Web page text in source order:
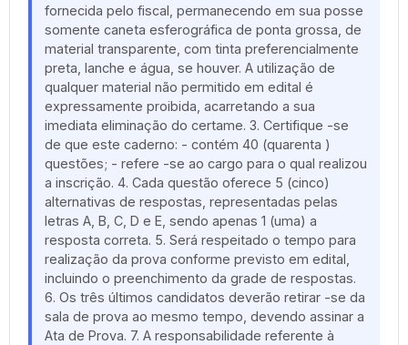
fornecida pelo fiscal, permanecendo em sua posse
somente caneta esferográfica de ponta grossa, de
material transparente, com tinta preferencialmente
preta, lanche e água, se houver. A utilização de
qualquer material não permitido em edital é
expressamente proibida, acarretando a sua
imediata eliminação do certame. 3. Certifique -se
de que este caderno: - contém 40 (quarenta )
questões; - refere -se ao cargo para o qual realizou
a inscrição. 4. Cada questão oferece 5 (cinco)
alternativas de respostas, representadas pelas
letras A, B, C, D e E, sendo apenas 1 (uma) a
resposta correta. 5. Será respeitado o tempo para
realização da prova conforme previsto em edital,
incluindo o preenchimento da grade de respostas.
6. Os três últimos candidatos deverão retirar -se da
sala de prova ao mesmo tempo, devendo assinar a
Ata de Prova. 7. A responsabilidade referente à